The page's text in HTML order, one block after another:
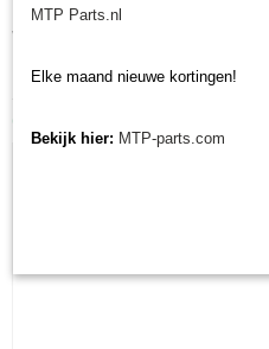
Heeft u nog andere onderdelen
volledige assortiment.
MTP Parts.nl
Elke maand nieuwe kortingen!
Bekijk hier: MTP-parts.com